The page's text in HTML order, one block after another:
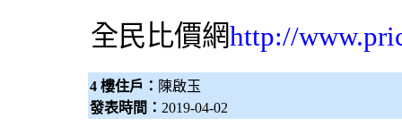
全民比價網http://
4 樓住戶： 陳啟玉
發表時間： 2019-04-02